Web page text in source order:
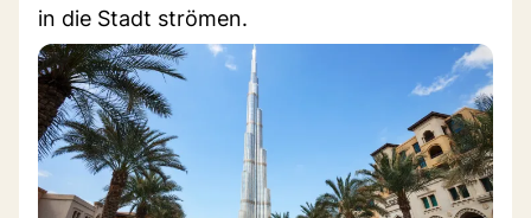
in die Stadt strömen.